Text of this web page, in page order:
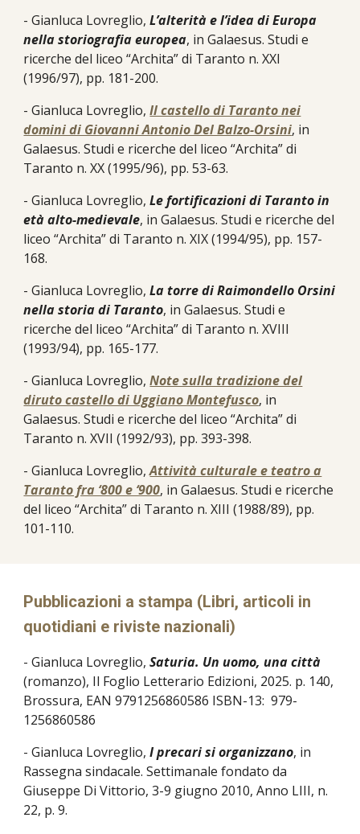
- Gianluca Lovreglio,L’alterità e l’idea di Europa
nella storiografia europea, in Galaesus. Studi e
ricerche del liceo “Archita” di Taranto n. XXI
(1996/97), pp. 181-200.
- Gianluca Lovreglio,Il castello di Taranto nei
domini di Giovanni Antonio Del Balzo-Orsini, in
Galaesus. Studi e ricerche del liceo “Archita” di
Taranto n. XX (1995/96), pp. 53-63.
- Gianluca Lovreglio,Le fortificazioni di Taranto in
età alto-medievale, in Galaesus. Studi e ricerche del
liceo “Archita” di Taranto n. XIX (1994/95), pp. 157-
168.
- Gianluca Lovreglio,La torre di Raimondello Orsini
nella storia di Taranto, in Galaesus. Studi e
ricerche del liceo “Archita” di Taranto n. XVIII
(1993/94), pp. 165-177.
- Gianluca Lovreglio,Note sulla tradizione del
diruto castello di Uggiano Montefusco, in
Galaesus. Studi e ricerche del liceo “Archita” di
Taranto n. XVII (1992/93), pp. 393-398.
- Gianluca Lovreglio,Attività culturale e teatro a
Taranto fra ‘800 e ‘900, in Galaesus. Studi e ricerche
del liceo “Archita” di Taranto n. XIII (1988/89), pp.
101-110.
Pubblicazioni a stampa (Libri, articoli in
quotidiani e riviste nazionali)
- Gianluca Lovreglio,Saturia. Un uomo, una città
(romanzo), Il Foglio Letterario Edizioni, 2025. p. 140,
Brossura, EAN 9791256860586 ISBN-13: ‎ 979-
1256860586
- Gianluca Lovreglio,I precari si organizzano, in
Rassegna sindacale. Settimanale fondato da
Giuseppe Di Vittorio, 3-9 giugno 2010, Anno LIII, n.
22, p. 9.